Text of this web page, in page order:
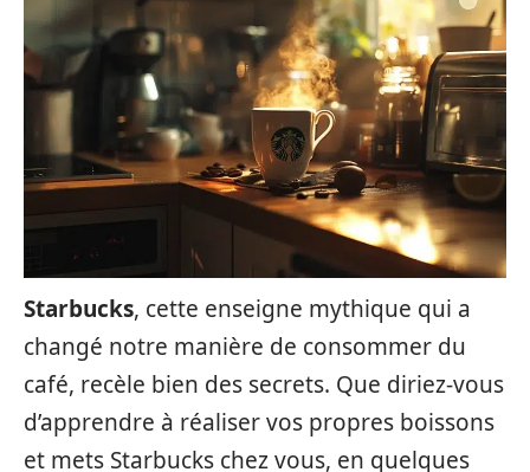
Starbucks, cette enseigne mythique qui a
changé notre manière de consommer du
café, recèle bien des secrets. Que diriez-vous
d’apprendre à réaliser vos propres boissons
et mets Starbucks chez vous, en quelques